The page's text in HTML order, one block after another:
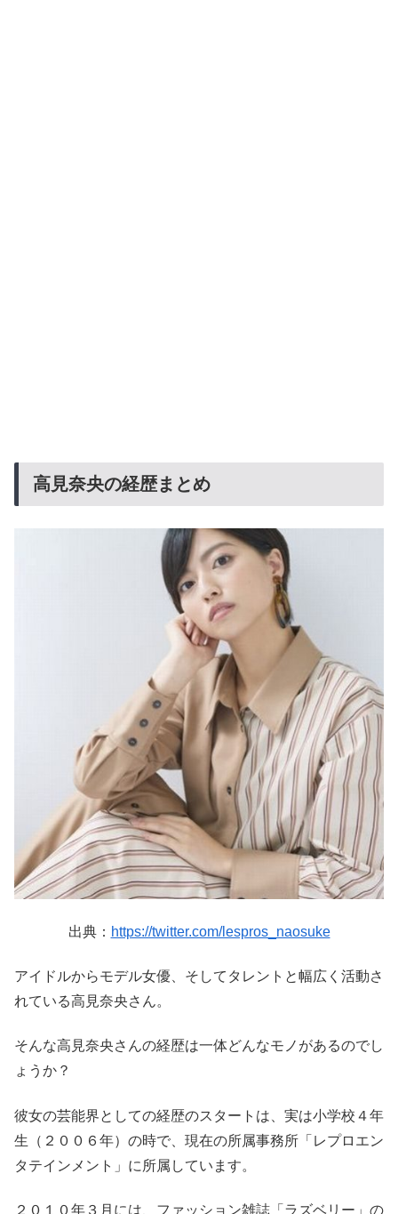
高見奈央の経歴まとめ
出典： https://twitter.com/lespros_naosuke
アイドルからモデル女優、そしてタレントと幅広く活動さ
れている高見奈央さん。
そんな高見奈央さんの経歴は一体どんなモノがあるのでし
ょうか？
彼女の芸能界としての経歴のスタートは、実は小学校４年
生（２００６年）の時で、現在の所属事務所「レプロエン
タテインメント」に所属しています。
２０１０年３月には、ファッション雑誌「ラズベリー」の